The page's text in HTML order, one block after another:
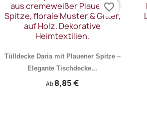
Tülldecke Daria mit Plauener Spitze –
Elegante Tischdecke...
Ab 8,85 €
favorite_border